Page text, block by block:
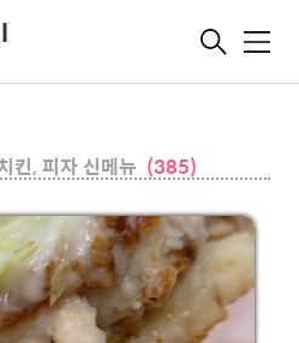
메
킨, 피자 신메뉴 (385)